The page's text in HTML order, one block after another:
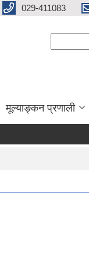
029-411083
मूल्याङ्कन प्रणाली